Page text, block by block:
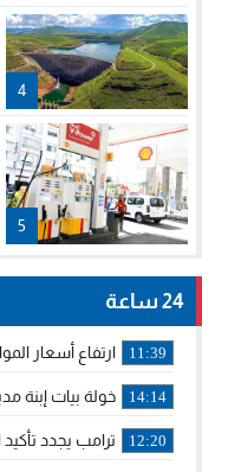
4
5
24 ساعة
11:39 ارتفاع أسعار
14:14 خولة بيات إبنة
12:20 ترامب يجدد تأكيد